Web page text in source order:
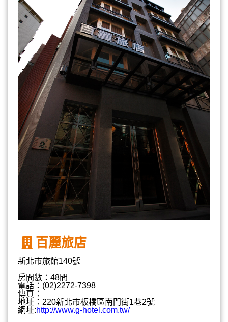
百麗旅店
新北市旅館140號
房間數：48間
電話：(02)2272-7398
傳真：
地址：220新北市板橋區南門街1巷2號
網址:http://www.g-hotel.com.tw/